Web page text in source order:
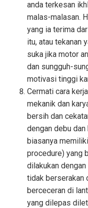
anda terkesan
malas-malasan.
yang ia terima
itu, atau tekanan
suka jika motor
dan sungguh-
motivasi tinggi
Cermati cara
mekanik dan
bersih dan
dengan debu
biasanya
procedure) yang
dilakukan
tidak berserakan
berceceran di
yang dilepas